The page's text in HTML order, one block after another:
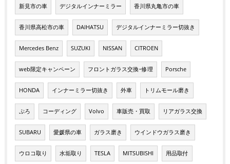
新見市の車 デジタルインナーミラー 香川県丸亀市の車
香川県高松市の車 DAIHATSU デジタルインナーミラー切抜き
Mercedes Benz SUZUKI NISSAN CITROEN
web限定キャンペーン フロントガラス交換･修理 Porsche
HONDA インナーミラー切抜き 外車 トリムモール磨き
ぷろ コーディング Volvo 車販売・買取 リアガラス交換
SUBARU 愛媛県の車 ガラス磨き ウインドウガラス磨き
ウロコ取り 水垢取り TESLA MITSUBISHI 用品取付